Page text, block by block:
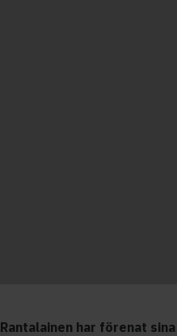
Rantalainen har förenat